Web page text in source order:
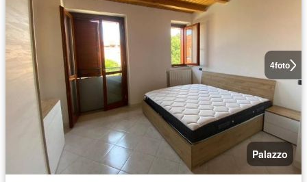
4foto
Palazzo